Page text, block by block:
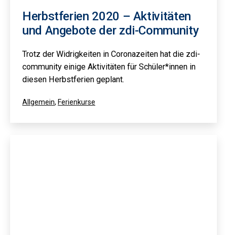
Herbstferien 2020 – Aktivitäten
und Angebote der zdi-Community
Trotz der Widrigkeiten in Coronazeiten hat die zdi-
community einige Aktivitäten für Schüler*innen in
diesen Herbstferien geplant.
Kategorisiert
Allgemein, Ferienkurse